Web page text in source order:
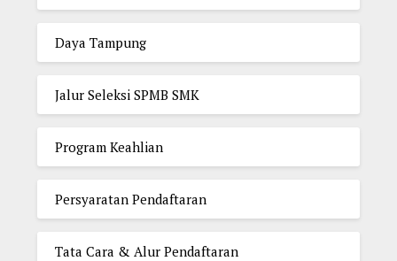
Daya Tampung
Jalur Seleksi SPMB SMK
Program Keahlian
Persyaratan Pendaftaran
Tata Cara & Alur Pendaftaran